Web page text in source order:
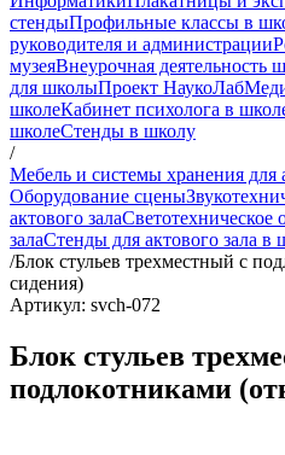
стендыПрофильные классы в
руководителя и администрации
музеяВнеурочная деятельность
для школыПроект НаукоЛаб
школеКабинет психолога в
школеСтенды в школу
/
Мебель и системы хранения для
Оборудование сцены
актового залаСветотехническое
залаСтенды для актового зала в
/Блок стульев трехместный с
сидения)
Артикул: svch-072
Блок стульев
подлокотниками